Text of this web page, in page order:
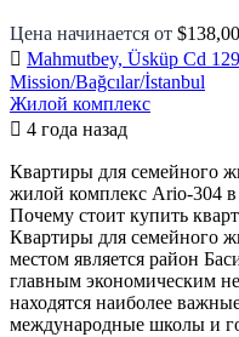
Цена начинается от
Mahmutbey, Üsküp Cd
Mission/Bağcılar/İstanbul
Жилой комплекс
4 года назад
Квартиры для семейного
жилой комплекс Ario-304
Почему стоит купить
Квартиры для семейного
местом является район
главным экономическим
находятся наиболее
международные школы и